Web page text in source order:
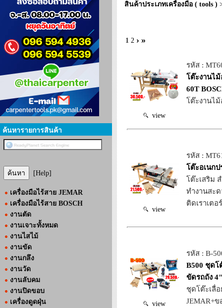
ค้นหารายการสินค้า
[Help]
เครื่องมือไร้สาย JEMAR
เครื่องมือไร้สาย BOSCH
งานตัด
งานเจาะทั้งหมด
งานไสไม้
งานขัด
งานกลึง
งานวัด
งานลับคม
งานปิดขอบ
เครื่องดูดฝุ่น
สินค้าประเภทเครื่องมือ ( tools )
1 2 › »
view
รหัส :
โต๊ะงานไม้
60T
โต๊ะงานไม้
view
รหัส :
โต๊ะอเนก
โต๊ะเสริม
ทำงานสะ
ติดเราเต
view
รหัส : B-
B500 ชุดโ
ขัดรถถัง
ชุดโต๊ะเลื่อ
JEMAR+